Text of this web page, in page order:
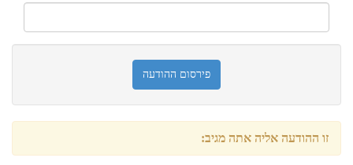
זו ההודעה אליה אתה מגיב: